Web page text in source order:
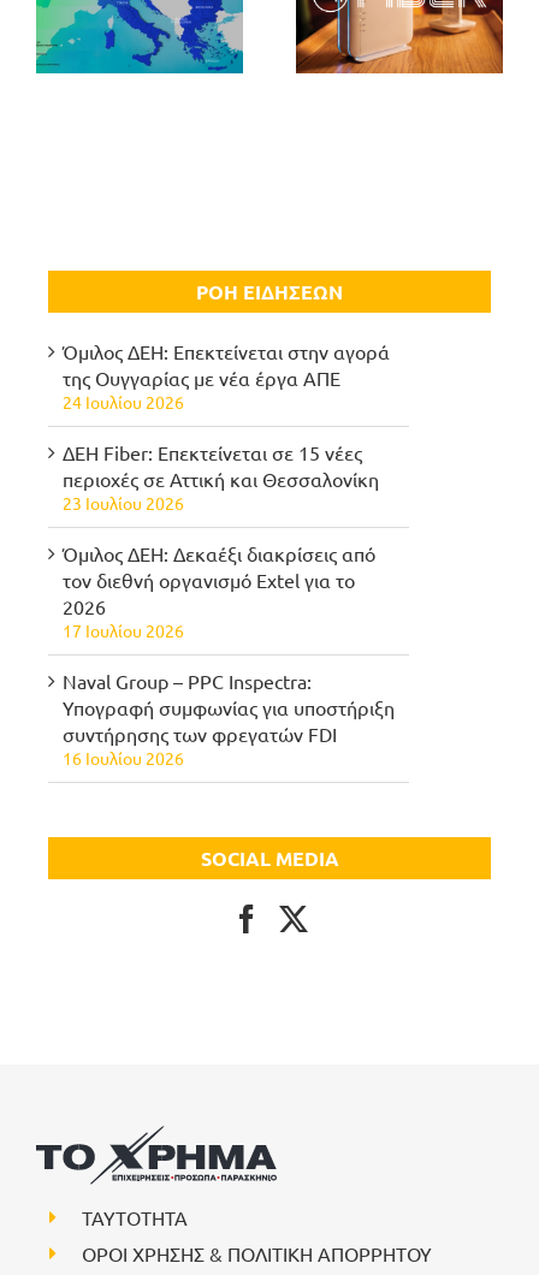
ΡΟΗ ΕΙΔΗΣΕΩΝ
Όμιλος ΔΕΗ: Επεκτείνεται στην αγορά
της Ουγγαρίας με νέα έργα ΑΠΕ
24 Ιουλίου 2026
ΔΕΗ Fiber: Επεκτείνεται σε 15 νέες
περιοχές σε Αττική και Θεσσαλονίκη
23 Ιουλίου 2026
Όμιλος ΔΕΗ: Δεκαέξι διακρίσεις από
τον διεθνή οργανισμό Extel για το
2026
17 Ιουλίου 2026
Naval Group – PPC Inspectra:
Υπογραφή συμφωνίας για υποστήριξη
συντήρησης των φρεγατών FDI
16 Ιουλίου 2026
SOCIAL MEDIA
ΤΑΥΤΟΤΗΤΑ
ΟΡΟΙ ΧΡΗΣΗΣ & ΠΟΛΙΤΙΚΗ ΑΠΟΡΡΗΤΟΥ